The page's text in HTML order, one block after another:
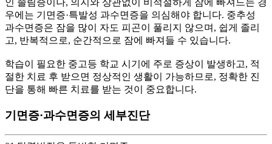
우에는 기면증·특발성 과수면증을 의심해야 합니다. 중추성
과수면증은 잠을 많이 자도 피곤이 풀리지 않으며, 쉽게 졸리
고, 반복적으로, 순간적으로 잠에 빠져들 수 있습니다.
학습이 필요한 중고등 학교 시기에 주로 증상이 발생하고, 적
절한 치료 후 받으면 정상적인 생활이 가능하므로, 정확한 진
단을 통해 빠른 치료를 받는 것이 중요합니다.
기면증·과수면증의 세부진단